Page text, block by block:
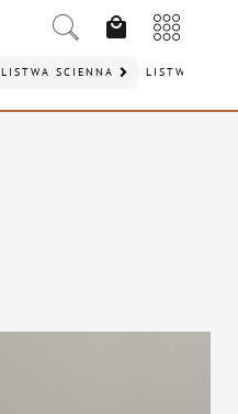
LISTWA ŚCIENNA LISTWA